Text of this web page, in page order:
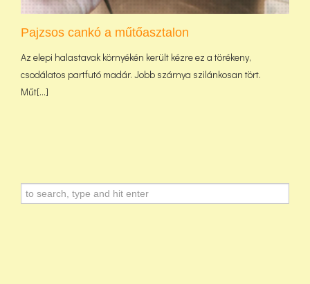
Pajzsos cankó a műtőasztalon
Az elepi halastavak környékén került kézre ez a törékeny,
csodálatos partfutó madár. Jobb szárnya szilánkosan tört.
Műt[...]